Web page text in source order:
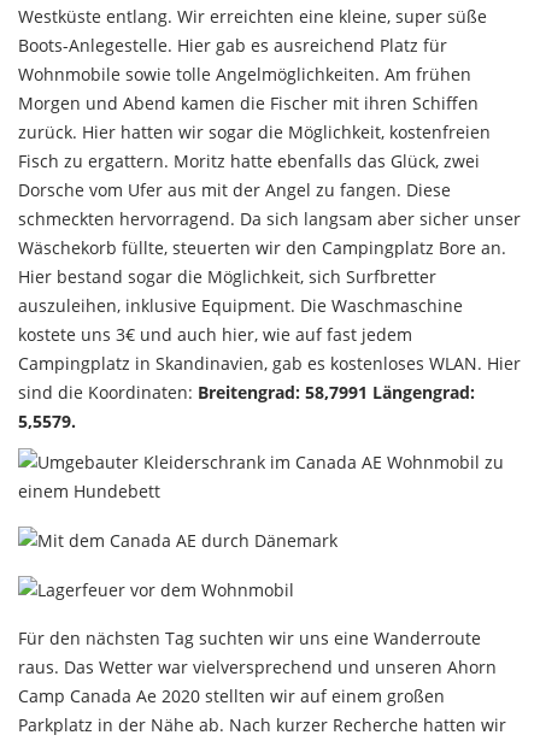
Westküste entlang. Wir erreichten eine kleine, super süße
Boots-Anlegestelle. Hier gab es ausreichend Platz für
Wohnmobile sowie tolle Angelmöglichkeiten. Am frühen
Morgen und Abend kamen die Fischer mit ihren Schiffen
zurück. Hier hatten wir sogar die Möglichkeit, kostenfreien
Fisch zu ergattern. Moritz hatte ebenfalls das Glück, zwei
Dorsche vom Ufer aus mit der Angel zu fangen. Diese
schmeckten hervorragend. Da sich langsam aber sicher unser
Wäschekorb füllte, steuerten wir den Campingplatz Bore an.
Hier bestand sogar die Möglichkeit, sich Surfbretter
auszuleihen, inklusive Equipment. Die Waschmaschine
kostete uns 3€ und auch hier, wie auf fast jedem
Campingplatz in Skandinavien, gab es kostenloses WLAN. Hier
sind die Koordinaten: Breitengrad: 58,7991 Längengrad:
5,5579.
Für den nächsten Tag suchten wir uns eine Wanderroute
raus. Das Wetter war vielversprechend und unseren Ahorn
Camp Canada Ae 2020 stellten wir auf einem großen
Parkplatz in der Nähe ab. Nach kurzer Recherche hatten wir